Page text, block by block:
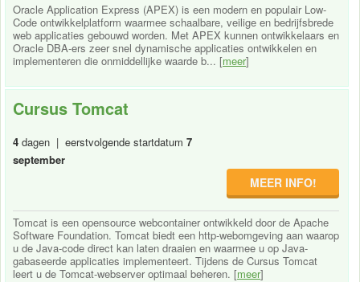
Oracle Application Express (APEX) is een modern en populair Low-
Code ontwikkelplatform waarmee schaalbare, veilige en bedrijfsbrede
web applicaties gebouwd worden. Met APEX kunnen ontwikkelaars en
Oracle DBA-ers zeer snel dynamische applicaties ontwikkelen en
implementeren die onmiddellijke waarde b... [meer]
Cursus Tomcat
4 dagen | eerstvolgende startdatum 7
september
MEER INFO!
Tomcat is een opensource webcontainer ontwikkeld door de Apache
Software Foundation. Tomcat biedt een http-webomgeving aan waarop
u de Java-code direct kan laten draaien en waarmee u op Java-
gabaseerde applicaties implementeert. Tijdens de Cursus Tomcat
leert u de Tomcat-webserver optimaal beheren. [meer]